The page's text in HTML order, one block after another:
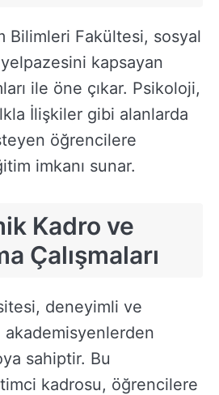
Bilimleri Fakültesi, sosyal
kapsayan
ile öne çıkar. Psikoloji,
İlişkiler gibi alanlarda
öğrencilere
imkanı sunar.
Kadro ve
Çalışmaları
deneyimli ve
akademisyenlerden
sahiptir. Bu
kadrosu, öğrencilere